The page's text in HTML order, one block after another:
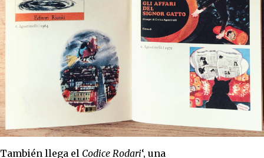
También llega el Codice Rodari‘, una